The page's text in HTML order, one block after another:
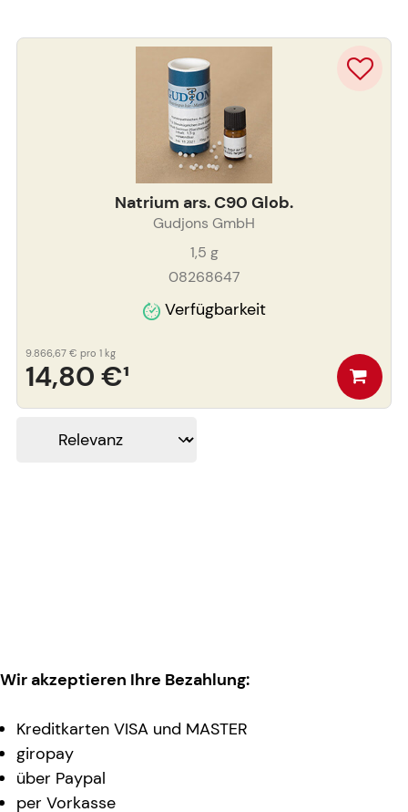
Natrium ars. C90 Glob.
Gudjons GmbH
1,5 g
08268647
Verfügbarkeit
14,80 €¹
9.866,67 € pro 1 kg
Wir akzeptieren Ihre Bezahlung:
Kreditkarten VISA und MASTER
giropay
über Paypal
per Vorkasse